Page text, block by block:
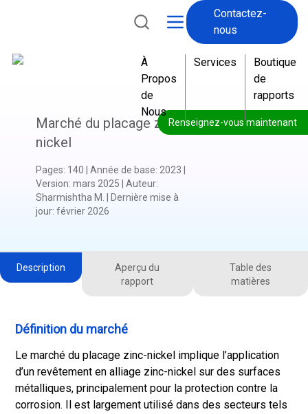
Contactez-
nous
À
Propos
de
Nous
Services
Boutique
de
rapports
Renseignez-vous maintenant
Marché du placage zinc-
nickel
Pages: 140 Année de base: 2023
Version: mars 2025 Auteur:
Sharmishtha M.
Dernière mise à
jour: février 2026
Description
Aperçu du
rapport
Table des
matières
Définition du marché
Le marché du placage zinc-nickel implique l’application
d’un revêtement en alliage zinc-nickel sur des surfaces
métalliques, principalement pour la protection contre la
corrosion. Il est largement utilisé dans des secteurs tels